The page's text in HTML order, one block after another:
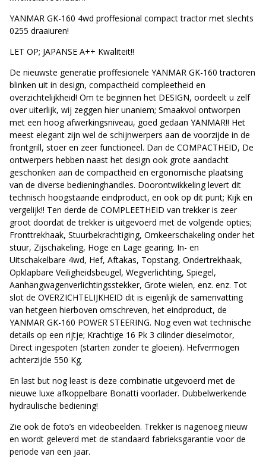
YANMAR GK-160 4wd proffesional compact tractor met slechts
0255 draaiuren!
LET OP; JAPANSE A++ Kwaliteit!!
De nieuwste generatie proffesionele YANMAR GK-160 tractoren
blinken uit in design, compactheid compleetheid en
overzichtelijkheid! Om te beginnen het DESIGN, oordeelt u zelf
over uiterlijk, wij zeggen hier unaniem; Smaakvol ontworpen
met een hoog afwerkingsniveau, goed gedaan YANMAR!! Het
meest elegant zijn wel de schijnwerpers aan de voorzijde in de
frontgrill, stoer en zeer functioneel. Dan de COMPACTHEID, De
ontwerpers hebben naast het design ook grote aandacht
geschonken aan de compactheid en ergonomische plaatsing
van de diverse bedieninghandles. Doorontwikkeling levert dit
technisch hoogstaande eindproduct, en ook op dit punt; Kijk en
vergelijk!! Ten derde de COMPLEETHEID van trekker is zeer
groot doordat de trekker is uitgevoerd met de volgende opties;
Fronttrekhaak, Stuurbekrachtiging, Omkeerschakeling onder het
stuur, Zijschakeling, Hoge en Lage gearing. In- en
Uitschakelbare 4wd, Hef, Aftakas, Topstang, Ondertrekhaak,
Opklapbare Veiligheidsbeugel, Wegverlichting, Spiegel,
Aanhangwagenverlichtingsstekker, Grote wielen, enz. enz. Tot
slot de OVERZICHTELIJKHEID dit is eigenlijk de samenvatting
van hetgeen hierboven omschreven, het eindproduct, de
YANMAR GK-160 POWER STEERING. Nog even wat technische
details op een rijtje; Krachtige 16 Pk 3 cilinder dieselmotor,
Direct ingespoten (starten zonder te gloeien). Hefvermogen
achterzijde 550 Kg.
En last but nog least is deze combinatie uitgevoerd met de
nieuwe luxe afkoppelbare Bonatti voorlader. Dubbelwerkende
hydraulische bediening!
Zie ook de foto’s en videobeelden. Trekker is nagenoeg nieuw
en wordt geleverd met de standaard fabrieksgarantie voor de
periode van een jaar.